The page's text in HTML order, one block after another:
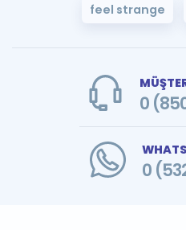
feel strange
0
0